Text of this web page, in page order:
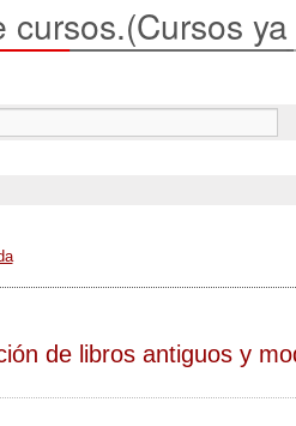
cursos.(Cursos
de libros antiguos y